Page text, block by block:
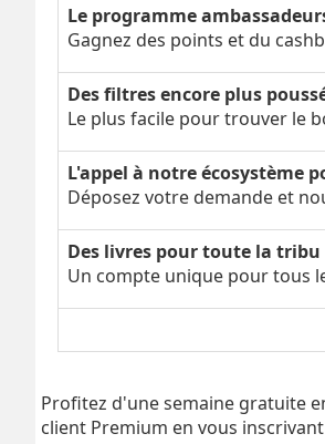
Le programme
Gagnez des points et du
Des filtres encore plus
Le plus facile pour trouver le
L'appel à notre écosystème
Déposez votre demande et
Des livres pour toute la tribu
Un compte unique pour tous
Profitez d'une semaine gratuite
client Premium en vous